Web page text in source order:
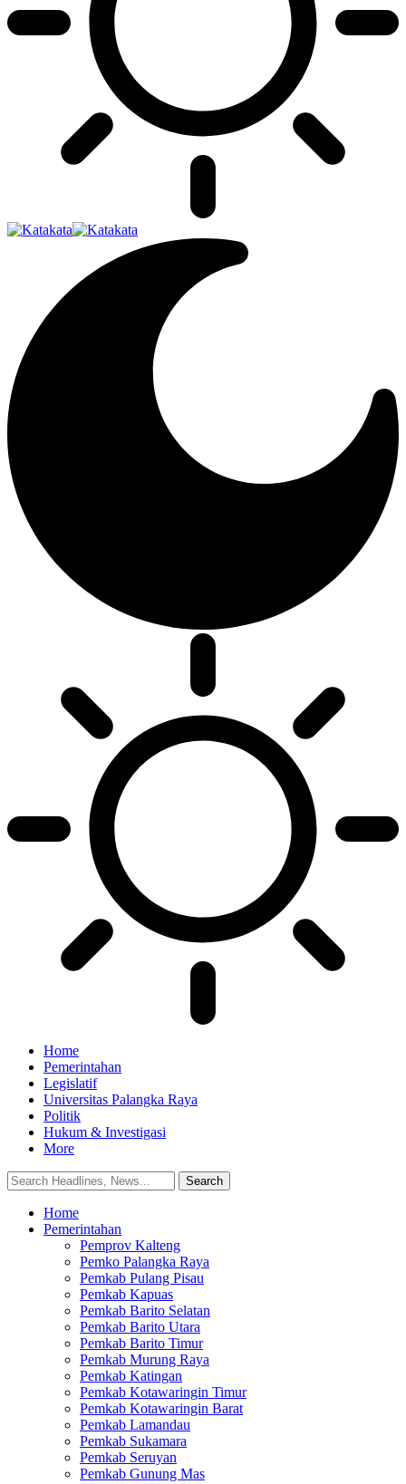
Home
Pemerintahan
Legislatif
Universitas Palangka Raya
Politik
Hukum & Investigasi
More
Home
Pemerintahan
Pemprov Kalteng
Pemko Palangka Raya
Pemkab Pulang Pisau
Pemkab Kapuas
Pemkab Barito Selatan
Pemkab Barito Utara
Pemkab Barito Timur
Pemkab Murung Raya
Pemkab Katingan
Pemkab Kotawaringin Timur
Pemkab Kotawaringin Barat
Pemkab Lamandau
Pemkab Sukamara
Pemkab Seruyan
Pemkab Gunung Mas